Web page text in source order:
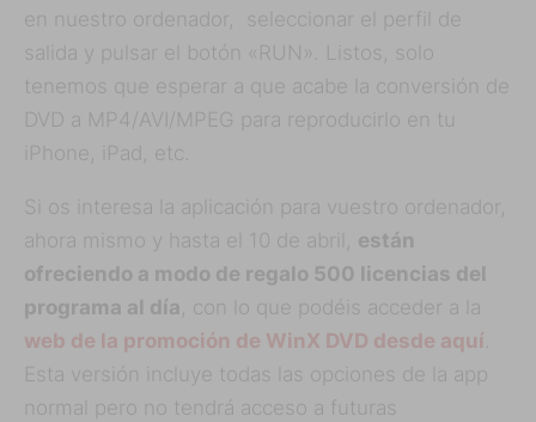
en nuestro ordenador, seleccionar el perfil de
salida y pulsar el botón «RUN». Listos, solo
tenemos que esperar a que acabe la conversión de
DVD a MP4/AVI/MPEG para reproducirlo en tu
iPhone, iPad, etc.
Si os interesa la aplicación para vuestro ordenador,
ahora mismo y hasta el 10 de abril, están
ofreciendo a modo de regalo 500 licencias del
programa al día , con lo que podéis acceder a la
web de la promoción de WinX DVD desde aquí .
Esta versión incluye todas las opciones de la app
normal pero no tendrá acceso a futuras